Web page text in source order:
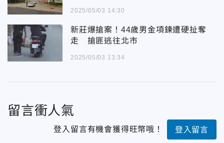
2025/05/03 14:30
新莊爆搶案！44歲男金項鍊遭硬扯奪
走 搶匪逃往北市
2025/05/03 13:34
留言衝人氣
登入留言有機會獲得旺幣哦！ 登入留言